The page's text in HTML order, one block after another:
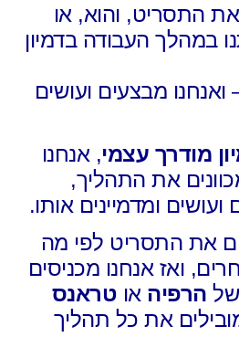
התסריט, והוא, או
במהלך העבודה בדמיון
ואנחנו מבצעים ועושים
מודרך עצמי, אנחנו
את התהליך,
ומדמיינים אותו.
את התסריט לפי מה
ואז אנחנו מכניסים
הרפיה או טראנס
את כל תהליך